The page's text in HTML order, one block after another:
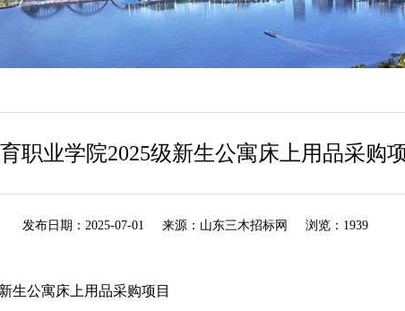
职业学院2025级新生公寓床上用品采购
发布日期： 2025-07-01 来源： 山东三木招标网 浏览： 1939
生公寓床上用品采购项目